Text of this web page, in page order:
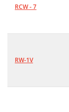
RCW - 7
RW-1V